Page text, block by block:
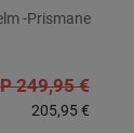
-Prismane
249,95 €
205,95 €